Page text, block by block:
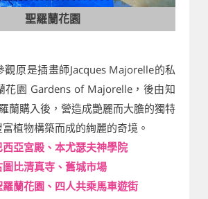
聖羅蘭花園
觀原是插畫師Jacques Majorelle的私
花園 Gardens of Majorelle，後由知
蘭購入後，營造成艷麗而大膽的獨特
植物構築而成的絢麗的奇境。
西亞宮殿、本尤瑟夫神學院
圖比清真寺、舊城市場
羅蘭花園、四人共乘馬車遊街